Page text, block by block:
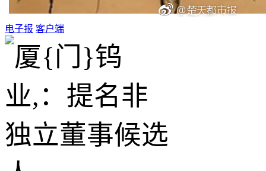
电子报 客户端